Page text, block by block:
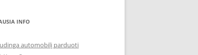
INFO
automobilį parduoti